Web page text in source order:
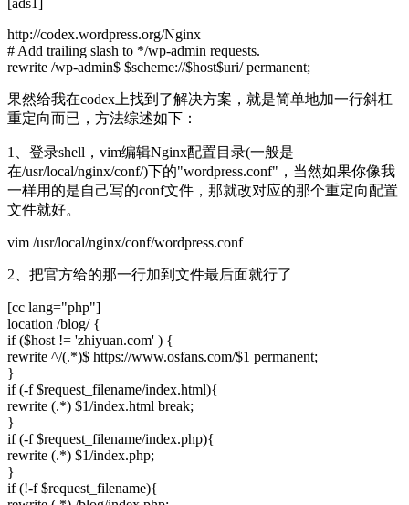
[ads1]
http://codex.wordpress.org/Nginx
# Add trailing slash to */wp-admin requests.
rewrite /wp-admin$ $scheme://$host$uri/ permanent;
果然给我在codex上找到了解决方案，就是简单地加一行斜杠
重定向而已，方法综述如下：
1、登录shell，vim编辑Nginx配置目录(一般是
在/usr/local/nginx/conf/)下的"wordpress.conf"，当然如果你像我
一样用的是自己写的conf文件，那就改对应的那个重定向配置
文件就好。
vim /usr/local/nginx/conf/wordpress.conf
2、把官方给的那一行加到文件最后面就行了
[cc lang="php"]
location /blog/ {
if ($host != 'zhiyuan.com' ) {
rewrite ^/(.*)$ https://www.osfans.com/$1 permanent;
}
if (-f $request_filename/index.html){
rewrite (.*) $1/index.html break;
}
if (-f $request_filename/index.php){
rewrite (.*) $1/index.php;
}
if (!-f $request_filename){